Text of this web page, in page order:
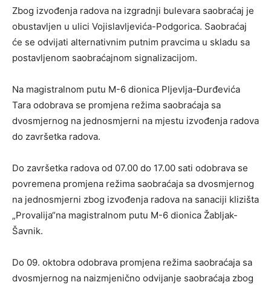
Zbog izvođenja radova na izgradnji bulevara saobraćaj je
obustavljen u ulici Vojislavljevića-Podgorica. Saobraćaj
će se odvijati alternativnim putnim pravcima u skladu sa
postavljenom saobraćajnom signalizacijom.
Na magistralnom putu M-6 dionica Pljevlja-Đurđevića
Tara odobrava se promjena režima saobraćaja sa
dvosmjernog na jednosmjerni na mjestu izvođenja radova
do završetka radova.
Do završetka radova od 07.00 do 17.00 sati odobrava se
povremena promjena režima saobraćaja sa dvosmjernog
na jednosmjerni zbog izvođenja radova na sanaciji klizišta
„Provalija“na magistralnom putu M-6 dionica Žabljak-
Šavnik.
Do 09. oktobra odobrava promjena režima saobraćaja sa
dvosmjernog na naizmjenično odvijanje saobraćaja zbog